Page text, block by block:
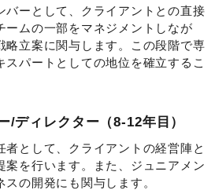
バーとして、クライアントとの直接
ームの一部をマネジメントしなが
略立案に関与します。この段階で専
スパートとしての地位を確立するこ
ディレクター（8-12年目）
者として、クライアントの経営陣と
案を行います。また、ジュニアメン
の開発にも関与します。